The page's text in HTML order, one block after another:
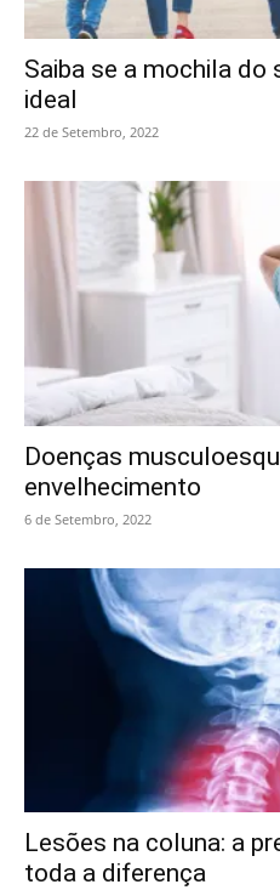
Saiba se a mochila
ideal
22 de Setembro, 2022
Doenças
envelhecimento
6 de Setembro, 2022
Lesões na coluna: a
toda a diferença